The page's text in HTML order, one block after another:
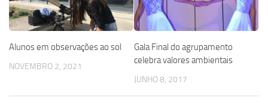
Alunos em observações ao sol
NOVEMBRO 2, 2021
Gala Final do agrupamento
celebra valores ambientais
JUNHO 8, 2017